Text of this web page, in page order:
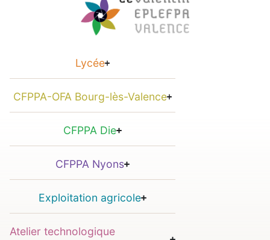
Lycée
CFPPA-OFA Bourg-lès-Valence
CFPPA Die
CFPPA Nyons
Exploitation agricole
Atelier technologique